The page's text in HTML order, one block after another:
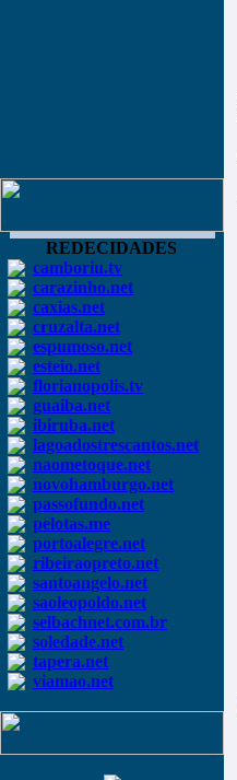
REDECIDADES
camboriu.tv
carazinho.net
caxias.net
cruzalta.net
espumoso.net
esteio.net
florianopolis.tv
guaiba.net
ibiruba.net
lagoadostrescantos.net
naometoque.net
novohamburgo.net
passofundo.net
pelotas.me
portoalegre.net
ribeiraopreto.net
santoangelo.net
saoleopoldo.net
selbachnet.com.br
soledade.net
tapera.net
viamao.net